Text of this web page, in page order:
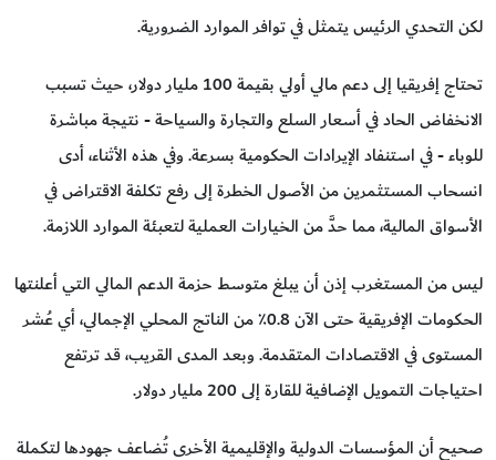
لكن التحدي الرئيس يتمثل في توافر الموارد الضرورية.
تحتاج إفريقيا إلى دعم مالي أولي بقيمة 100 مليار دولار، حيث تسبب
الانخفاض الحاد في أسعار السلع والتجارة والسياحة - نتيجة مباشرة
للوباء - في استنفاد الإيرادات الحكومية بسرعة. وفي هذه الأثناء، أدى
انسحاب المستثمرين من الأصول الخطرة إلى رفع تكلفة الاقتراض في
الأسواق المالية، مما حدَّ من الخيارات العملية لتعبئة الموارد اللازمة.
ليس من المستغرب إذن أن يبلغ متوسط حزمة الدعم المالي التي أعلنتها
الحكومات الإفريقية حتى الآن 0.8٪ من الناتج المحلي الإجمالي، أي عُشر
المستوى في الاقتصادات المتقدمة. وبعد المدى القريب، قد ترتفع
احتياجات التمويل الإضافية للقارة إلى 200 مليار دولار.
صحيح أن المؤسسات الدولية والإقليمية الأخرى تُضاعف جهودها لتكملة